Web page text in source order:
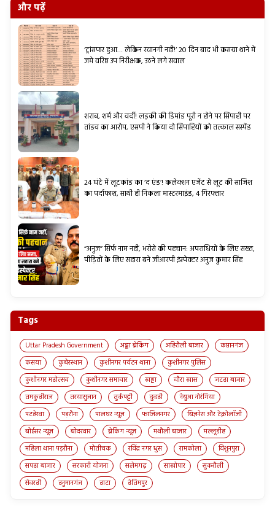
और पढ़ें
‘ट्रांसफर हुआ… लेकिन रवानगी नहीं!’ 20 दिन बाद भी कसया थाने में
जमे वरिष्ठ उप निरीक्षक, उठने लगे सवाल
शराब, शर्म और वर्दी! लड़की की डिमांड पूरी न होने पर सिपाही पर
तांडव का आरोप, एसपी ने किया दो सिपाहियों को तत्काल सस्पेंड
24 घंटे में लूटकांड का ‘द एंड’! कलेक्शन एजेंट से लूट की साजिश
का पर्दाफाश, साथी ही निकला मास्टरमाइंड, 4 गिरफ्तार
“अनुज” सिर्फ नाम नहीं, भरोसे की पहचान: अपराधियों के लिए सख्त,
पीड़ितों के लिए सहारा बने जीआरपी इंस्पेक्टर अनुज कुमार सिंह
Tags
Uttar Pradesh Government अड्डा ब्रेकिंग अहिरौली बाजार
कप्तानगंज
कसया
कुबेरस्थान कुशीनगर पर्यटन थाना
कुशीनगर पुलिस
कुशीनगर महोत्सव
कुशीनगर समाचार खड्डा चौरा खास
जटहा बाजार
तमकुहीराज
तरयासुजान तुर्कपट्टी दुदही
नेबुआ नोरंगिया
पटहेरवा
पड़रौना पालघर न्यूज़ फाजिलनगर
बिज़नेस और टेक्नोलॉजी
बोईसर न्यूज़
बोदरवार ब्रेकिंग न्यूज़ मथौली बाजार
मल्लूडीह
महिला थाना पड़रौना
मोतीचक रविंद्र नगर धुस रामकोला
विशुनपुरा
सपहा बाजार
सरकारी योजना सलेमगढ़ साखोपार
सुकरौली
सेवरही
हनुमानगंज हाटा हेतिमपुर